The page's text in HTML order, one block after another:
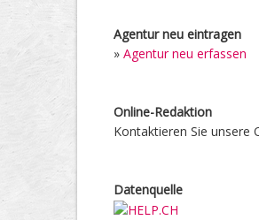
Agentur neu eintragen
» Agentur neu erfassen
Online-Redaktion
Kontaktieren Sie unsere
Datenquelle